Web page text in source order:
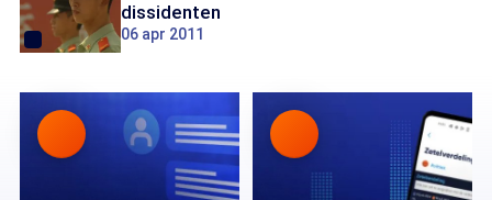
dissidenten
06 apr 2011